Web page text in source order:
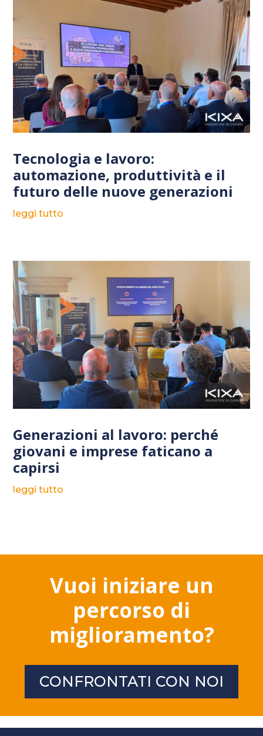
Tecnologia e lavoro:
automazione, produttività e il
futuro delle nuove generazioni
leggi tutto
Generazioni al lavoro: perché
giovani e imprese faticano a
capirsi
leggi tutto
Vuoi iniziare un
percorso di
miglioramento?
CONFRONTATI CON NOI